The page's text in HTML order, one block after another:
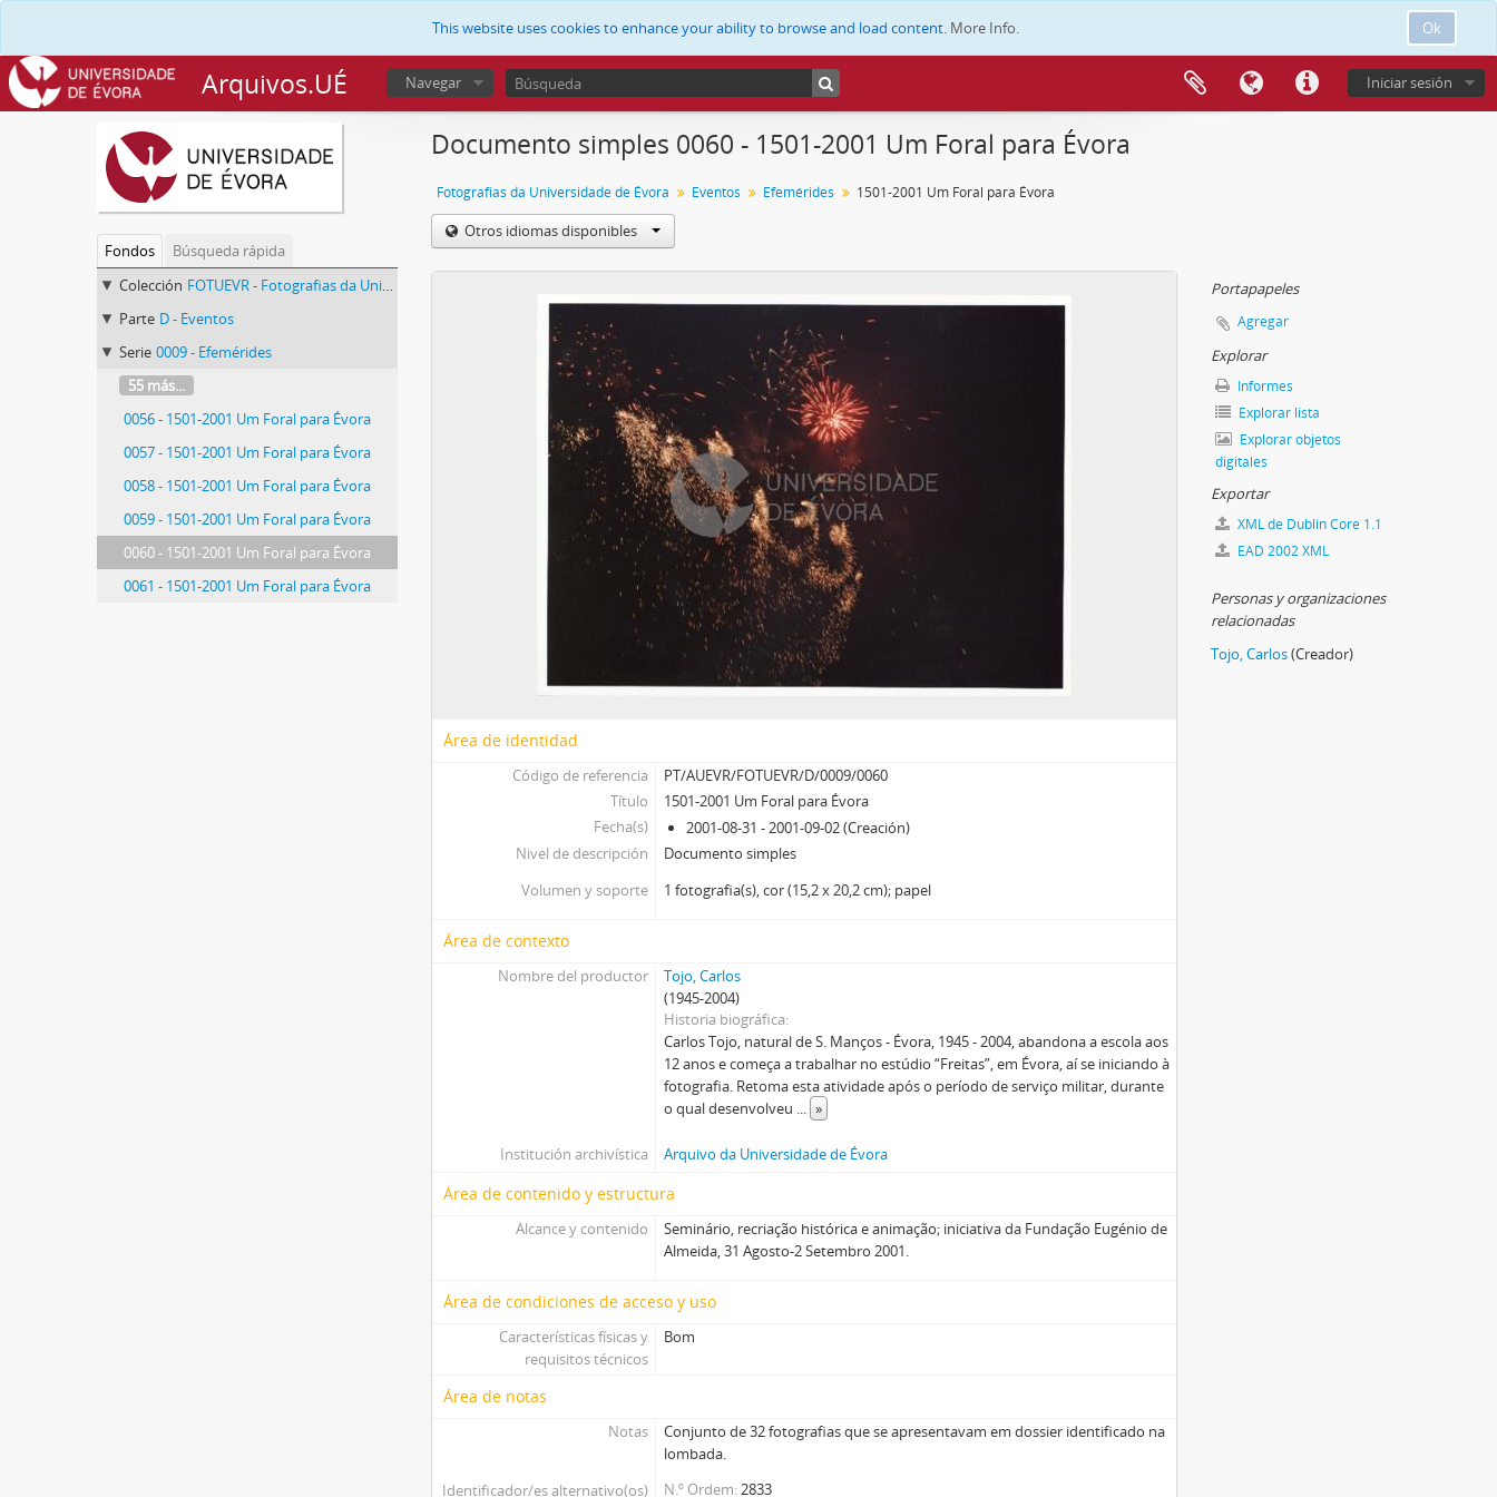
Ok
This website uses cookies to enhance your ability to browse and load content. More Info.
Arquivos.UÉ Iniciar sesión
Navegar
Fondos
Búsqueda rápida
Colección FOTUEVR - Fotografias da Universidade de Évora
Parte D - Eventos
Serie 0009 - Efemérides
55 más...
0056 - 1501-2001 Um Foral para Évora
0057 - 1501-2001 Um Foral para Évora
0058 - 1501-2001 Um Foral para Évora
0059 - 1501-2001 Um Foral para Évora
0060 - 1501-2001 Um Foral para Évora
0061 - 1501-2001 Um Foral para Évora
Documento simples 0060 - 1501-2001 Um Foral para Évora
Fotografias da Universidade de Évora Eventos Efemérides 1501-2001 Um Foral para Évora
Otros idiomas disponibles
Área de identidad
Código de referencia
PT/AUEVR/FOTUEVR/D/0009/0060
Título
1501-2001 Um Foral para Évora
Fecha(s)
2001-08-31 - 2001-09-02 (Creación)
Nivel de descripción
Documento simples
Volumen y soporte
1 fotografia(s), cor (15,2 x 20,2 cm); papel
Área de contexto
Nombre del productor
Tojo, Carlos
(1945-2004)
Historia biográfica
Carlos Tojo, natural de S. Manços - Évora, 1945 - 2004, abandona a escola aos
12 anos e começa a trabalhar no estúdio “Freitas”, em Évora, aí se iniciando à
fotografia. Retoma esta atividade após o período de serviço militar, durante
o qual desenvolveu ... »
Institución archivística Arquivo da Universidade de Évora
Área de contenido y estructura
Alcance y contenido
Seminário, recriação histórica e animação; iniciativa da Fundação Eugénio de
Almeida, 31 Agosto-2 Setembro 2001.
Área de condiciones de acceso y uso
Características físicas y
requisitos técnicos
Bom
Área de notas
Notas
Conjunto de 32 fotografias que se apresentavam em dossier identificado na
lombada.
Identificador/es alternativo(os)
N.º Ordem 2833
Portapapeles
Agregar
Explorar
Informes
Explorar lista
Explorar objetos
digitales
Exportar
XML de Dublin Core 1.1
EAD 2002 XML
Personas y organizaciones
relacionadas
Tojo, Carlos(Creador)